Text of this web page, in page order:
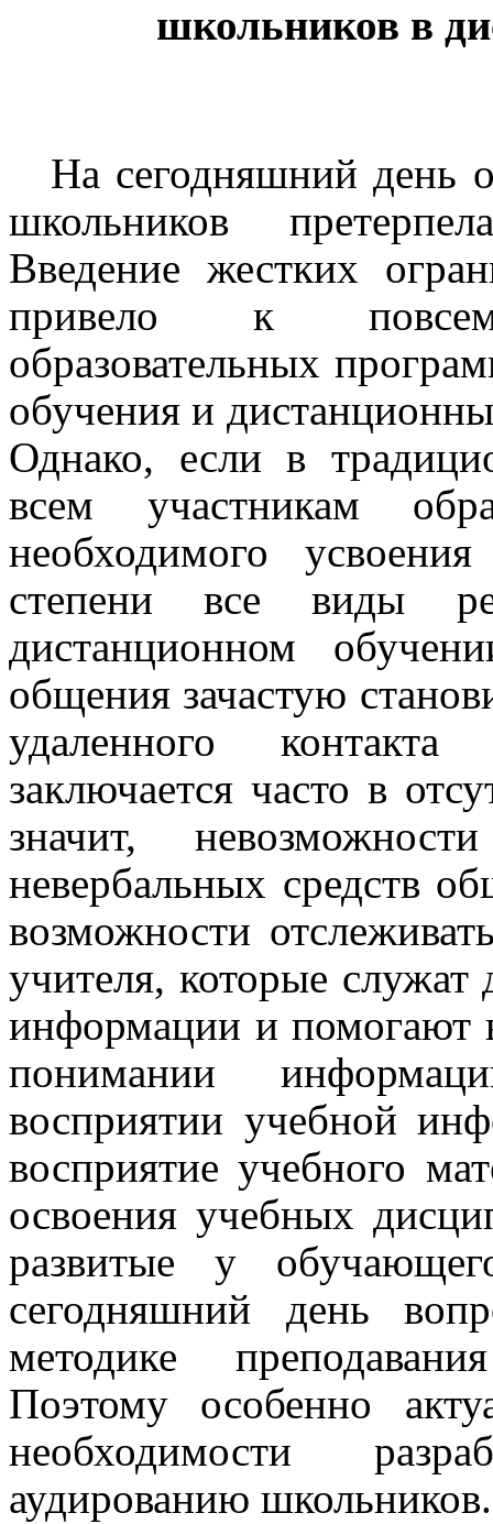
школьников в
На сегодняшний день
школьников
Введение жестких
привело к
образовательных
обучения и
Однако, если в
всем участникам
необходимого
степени все виды
дистанционном
общения зачастую
удаленного
заключается часто в
значит,
невербальных средств
возможности
учителя, которые служат
информации и помогают
понимании
восприятии учебной
восприятие учебного
освоения учебных
развитые у
сегодняшний день
методике
Поэтому особенно
необходимости
аудированию школьников.